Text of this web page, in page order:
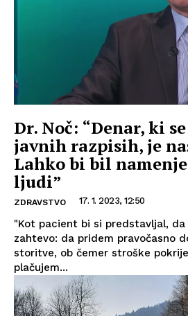
Dr. Noč: “Denar, ki
javnih razpisih, je
Lahko bi bil
ljudi”
ZDRAVSTVO 17. 1. 2023, 12:50
"Kot pacient bi si predstavljal, da
zahtevo: da pridem pravočasno
storitve, ob čemer stroške
plačujem...